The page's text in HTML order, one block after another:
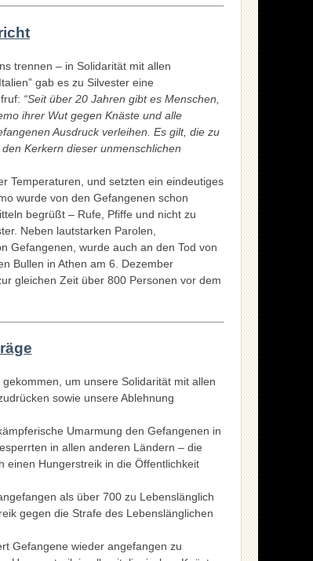
trennen – in Solidarität mit allen
gab es zu Silvester eine
“Seit über 20 Jahren gibt es Menschen,
ihrer Wut gegen Knäste und alle
Ausdruck verleihen. Es gilt, die zu
Kerkern dieser unmenschlichen
Temperaturen, und setzten ein eindeutiges
wurde von den Gefangenen schon
begrüßt – Rufe, Pfiffe und nicht zu
Neben lautstarken Parolen,
Gefangenen, wurde auch an den Tod von
Bullen in Athen am 6. Dezember
gleichen Zeit über 800 Personen vor dem
um unsere Solidarität mit allen
sowie unsere Ablehnung
Umarmung den Gefangenen in
in allen anderen Ländern – die
einen Hungerstreik in die Öffentlichkeit
als über 700 zu Lebenslänglich
gegen die Strafe des Lebenslänglichen
Gefangene wieder angefangen zu